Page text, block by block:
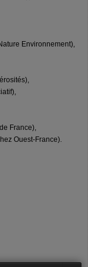
Environnement),
France),
Ouest-France).